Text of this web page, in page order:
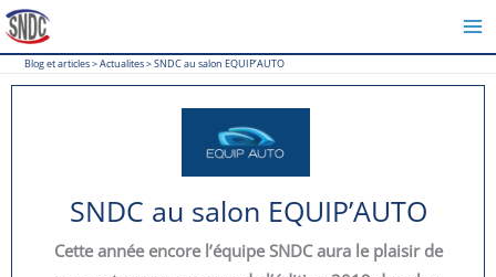
Aller
au
contenu
Blog et articles>Actualites>SNDC au salon EQUIP’AUTO
SNDC au salon EQUIP’AUTO
Cette année encore l’équipe SNDC aura le plaisir de